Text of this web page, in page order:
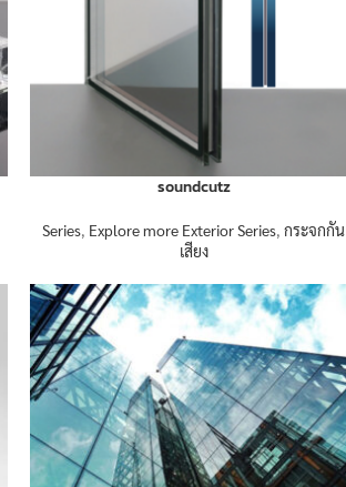
soundcutz
Series, Explore more Exterior Series,กระจกกัน
เสียง